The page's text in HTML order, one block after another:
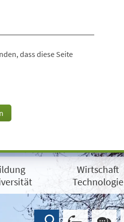
dass diese Seite
Wirtschaft
Technologie